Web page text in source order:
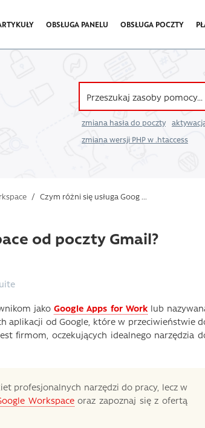
OBSŁUGA PANELU OBSŁUGA POCZTY
zmiana hasła do poczty
zmiana wersji PHP w .htaccess
/ Czym różni się usługa Goog ...
od poczty Gmail?
jakoGoogle Apps for Worklub
aplikacji od Google, które w przeciwieństwie
firmom, oczekujących idealnego narzędzia
profesjonalnych narzędzi do pracy, lecz w
Workspaceoraz zapoznaj się z ofertą